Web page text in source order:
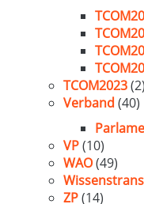
TCOM2023(2)
Verband (40)
VP(10)
WAO(49)
ZP(14)